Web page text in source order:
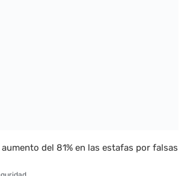
del 81% en las estafas por falsas